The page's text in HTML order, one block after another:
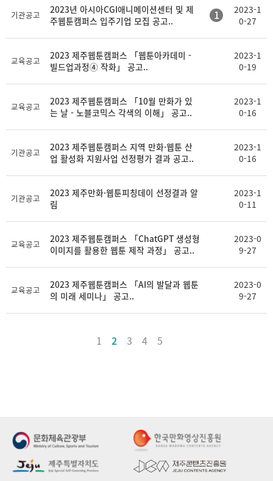
기관공고
2023년 아시아CGI애니메이션센터 및 제
주웹툰캠퍼스 입주기업 모집 공고..
1
2023-1
0-27
교육공고
2023 제주웹툰캠퍼스 「웹툰아카데미 -
빌드업과정④ 작화」 공고..
2023-1
0-19
교육공고
2023 제주웹툰캠퍼스 「10월 만화가 있
는 날 - 노블코믹스 각색의 이해」 공고..
2023-1
0-16
기관공고
2023 제주웹툰캠퍼스 지역 만화·웹툰 산
업 활성화 지원사업 선정평가 결과 공고..
2023-1
0-16
기관공고
2023 제주만화·웹툰피칭데이 선정결과 알
림
2023-1
0-11
교육공고
2023 제주웹툰캠퍼스 「ChatGPT 생성형
이미지를 활용한 웹툰 제작 과정」 공고..
2023-0
9-27
교육공고
2023 제주웹툰캠퍼스 「AI의 발달과 웹툰
의 미래 세미나」 공고..
2023-0
9-27
1 2 3 4 5